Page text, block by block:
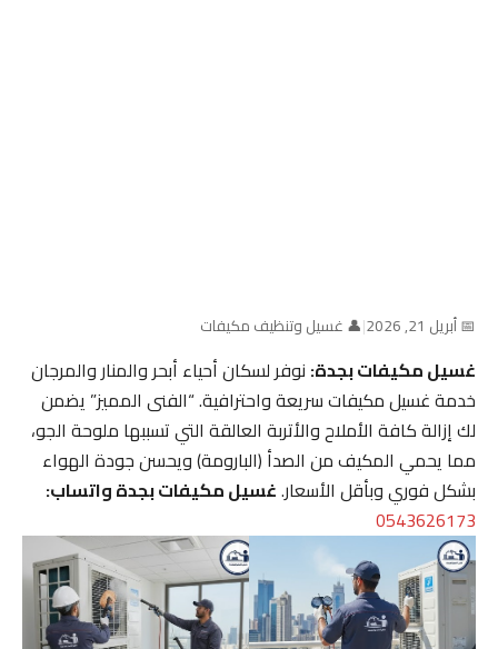
📅 أبريل 21, 2026 |👤 غسيل وتنظيف مكيفات
غسيل مكيفات بجدة:نوفر لسكان أحياء أبحر والمنار والمرجان
خدمة غسيل مكيفات سريعة واحترافية. “الفنى المميز” يضمن
لك إزالة كافة الأملاح والأتربة العالقة التي تسببها ملوحة الجو،
مما يحمي المكيف من الصدأ (البارومة) ويحسن جودة الهواء
بشكل فوري وبأقل الأسعار.غسيل مكيفات بجدة واتساب:
0543626173